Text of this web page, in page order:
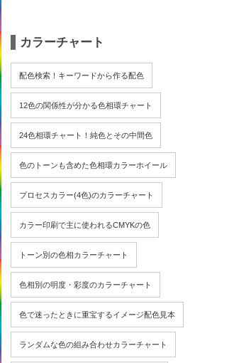
カラーチャート
配色検索！キーワードから作る配色
12色の関係性が分かる色相環チャート
24色相環チャート！純色とその中間色
色のトーンも含めた色相環カラーホイール
プロセスカラー(4色)のカラーチャート
カラー印刷で主に使われるCMYKの色
トーン別の色相カラーチャート
色相別の明度・彩度のカラーチャート
色で迷ったときに重宝するイメージ配色見本
ランダムな色の組み合わせカラーチャート